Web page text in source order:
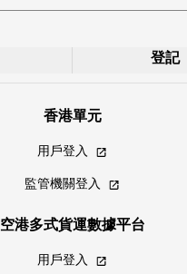
登記
香港單元
用戶登入
監管機關登入
空港多式貨運數據平台
用戶登入